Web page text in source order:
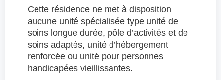
Cette résidence ne met à disposition
aucune unité spécialisée type unité de
soins longue durée, pôle d’activités et de
soins adaptés, unité d’hébergement
renforcée ou unité pour personnes
handicapées vieillissantes.